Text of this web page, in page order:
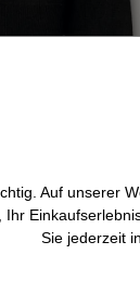
Auf unserer
Sie jederzeit